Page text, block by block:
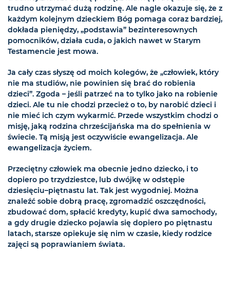
trudno utrzymać dużą rodzinę. Ale nagle okazuje się, że z
każdym kolejnym dzieckiem Bóg pomaga coraz bardziej,
dokłada pieniędzy, „podstawia” bezinteresownych
pomocników, działa cuda, o jakich nawet w Starym
Testamencie jest mowa.
Ja cały czas słyszę od moich kolegów, że „człowiek, który
nie ma studiów, nie powinien się brać do robienia
dzieci”. Zgoda – jeśli patrzeć na to tylko jako na robienie
dzieci. Ale tu nie chodzi przecież o to, by narobić dzieci i
nie mieć ich czym wykarmić. Przede wszystkim chodzi o
misję, jaką rodzina chrześcijańska ma do spełnienia w
świecie. Tą misją jest oczywiście ewangelizacja. Ale
ewangelizacja życiem.
Przeciętny człowiek ma obecnie jedno dziecko, i to
dopiero po trzydziestce, lub dwójkę w odstępie
dziesięciu–piętnastu lat. Tak jest wygodniej. Można
znaleźć sobie dobrą pracę, zgromadzić oszczędności,
zbudować dom, spłacić kredyty, kupić dwa samochody,
a gdy drugie dziecko pojawia się dopiero po piętnastu
latach, starsze opiekuje się nim w czasie, kiedy rodzice
zajęci są poprawianiem świata.